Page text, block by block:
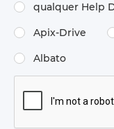
qualquer Help
Apix-Drive
Albato